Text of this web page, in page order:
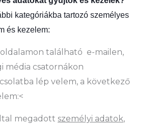
kategóriákba tartozó személyes
és kezelem:
található e-mailen,
média csatornákon
lép velem, a következő
megadott személyi adatok,